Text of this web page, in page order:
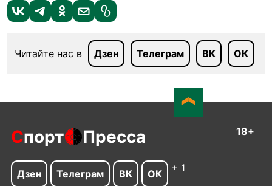
Читайте нас в Дзен Телеграм ВК ОК
Спорт Пресса 18+
Дзен Телеграм ВК ОК + 1